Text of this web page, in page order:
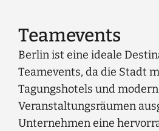
Teamevents
Berlin ist eine ideale
Teamevents, da die Stadt
Tagungshotels und
Veranstaltungsräumen
Unternehmen eine